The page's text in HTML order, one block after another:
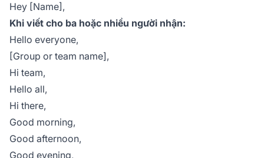
Hey [Name],
Khi viết cho ba hoặc nhiều người nhận:
Hello everyone,
[Group or team name],
Hi team,
Hello all,
Hi there,
Good morning,
Good afternoon,
Good evening,